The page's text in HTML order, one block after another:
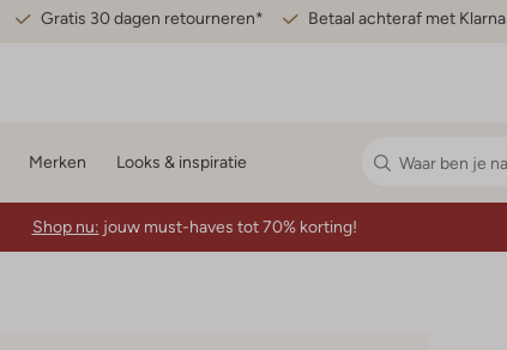
Gratis 30 dagen retourneren* Betaal achteraf met Klarna
Merken Looks & inspiratie
Shop nu: jouw must-haves tot 70% korting!